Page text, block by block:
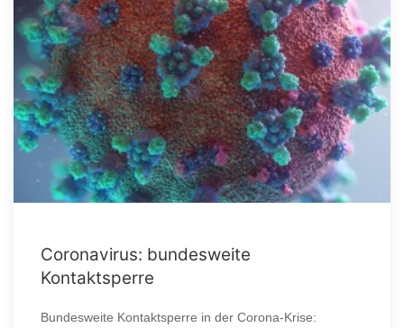
Coronavirus: bundesweite
Kontaktsperre
Bundesweite Kontaktsperre in der Corona-Krise: